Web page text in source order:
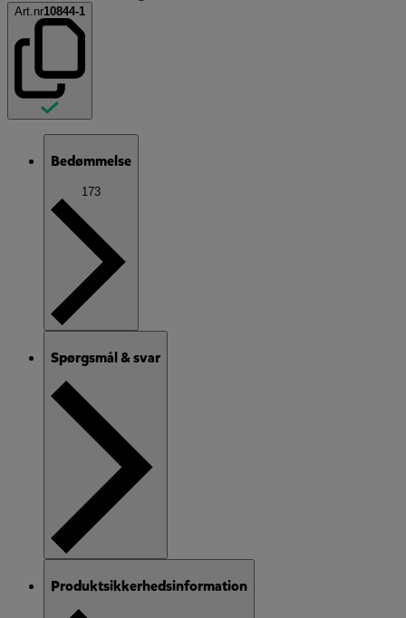
Art.nr10844-1
Bedømmelse
173
Spørgsmål & svar
Produktsikkerhedsinformation